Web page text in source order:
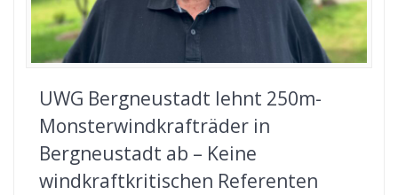
UWG Bergneustadt lehnt 250m-
Monsterwindkrafträder in
Bergneustadt ab – Keine
windkraftkritischen Referenten